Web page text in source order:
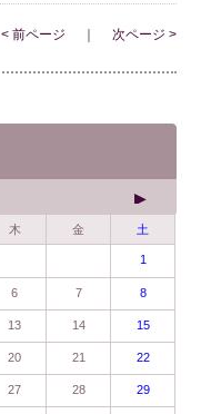
次ページ >
< 前ページ
木 金 土
1
6 7 8
13 14 15
20 21 22
27 28 29